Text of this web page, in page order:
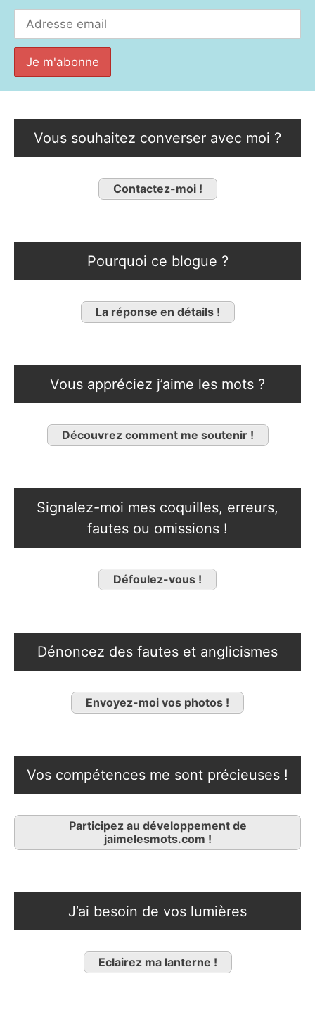
Vous souhaitez converser avec moi ?
Contactez-moi !
Pourquoi ce blogue ?
La réponse en détails !
Vous appréciez j’aime les mots ?
Découvrez comment me soutenir !
Signalez-moi mes coquilles, erreurs,
fautes ou omissions !
Défoulez-vous !
Dénoncez des fautes et anglicismes
Envoyez-moi vos photos !
Vos compétences me sont précieuses !
Participez au développement de
jaimelesmots.com !
J’ai besoin de vos lumières
Eclairez ma lanterne !